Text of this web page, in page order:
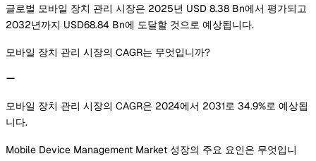
글로벌 모바일 장치 관리 시장은 2025년 USD 8.38 Bn에서 평가되고
2032년까지 USD68.84 Bn에 도달할 것으로 예상됩니다.
모바일 장치 관리 시장의 CAGR는 무엇입니까?
모바일 장치 관리 시장의 CAGR은 2024에서 2031로 34.9%로 예상됩
니다.
Mobile Device Management Market 성장의 주요 요인은 무엇입니